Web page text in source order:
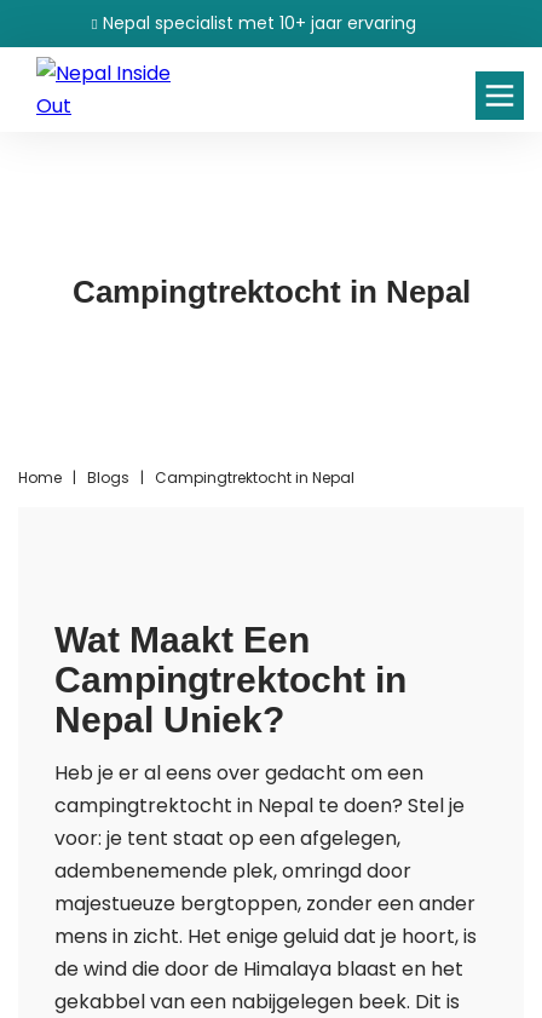
Unieke reizen volledig op maat
Nepal specialist met 10+ jaar ervaring
Campingtrektocht in Nepal
Home | Blogs | Campingtrektocht in Nepal
Wat Maakt Een
Campingtrektocht in
Nepal Uniek?
Heb je er al eens over gedacht om een
campingtrektocht in Nepal te doen? Stel je
voor: je tent staat op een afgelegen,
adembenemende plek, omringd door
majestueuze bergtoppen, zonder een ander
mens in zicht. Het enige geluid dat je hoort, is
de wind die door de Himalaya blaast en het
gekabbel van een nabijgelegen beek. Dit is